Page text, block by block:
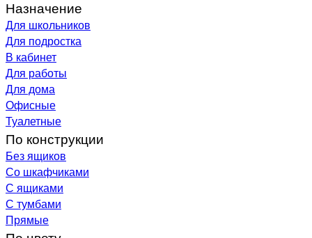
Назначение
Для школьников
Для подростка
В кабинет
Для работы
Для дома
Офисные
Туалетные
По конструкции
Без ящиков
Со шкафчиками
С ящиками
С тумбами
Прямые